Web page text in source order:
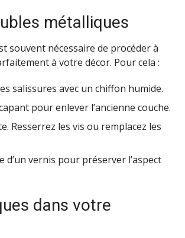
métalliques
souvent nécessaire de procéder à
à votre décor. Pour cela :
salissures avec un chiffon humide.
pour enlever l’ancienne couche.
Resserrez les vis ou remplacez les
vernis pour préserver l’aspect
dans votre